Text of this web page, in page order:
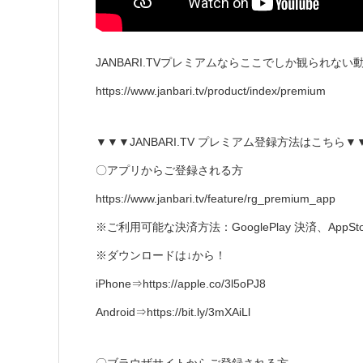
JANBARI.TVプレミアムならここでしか観られない
https://www.janbari.tv/product/index/premium
▼▼▼JANBARI.TV プレミアム登録方法はこちら
〇アプリからご登録される方
https://www.janbari.tv/feature/rg_premium_app
※ご利用可能な決済方法：GooglePlay 決済、
※ダウンロードは↓から！
iPhone⇒https://apple.co/3l5oPJ8
Android⇒https://bit.ly/3mXAiLl